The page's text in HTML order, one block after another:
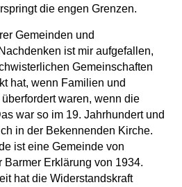
die engen Grenzen.
Gemeinden und
ist mir aufgefallen,
Gemeinschaften
hat, wenn Familien und
waren, wenn die
war so im 19. Jahrhundert und
in der Bekennenden Kirche.
ist eine Gemeinde von
Barmer Erklärung von 1934.
hat die Widerstandskraft